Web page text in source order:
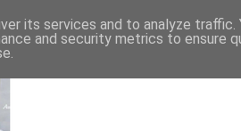
its services and to analyze traffic.
and security metrics to ensure